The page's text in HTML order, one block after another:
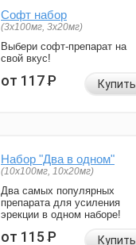
Софт набор
(3x100мг, 3x20мг)
Выбери софт-препарат на
свой вкус!
от 117Р Купить
Набор "Два в одном"
(10x100мг, 10x20мг)
Два самых популярных
препарата для усиления
эрекции в одном наборе!
от 115Р Купить